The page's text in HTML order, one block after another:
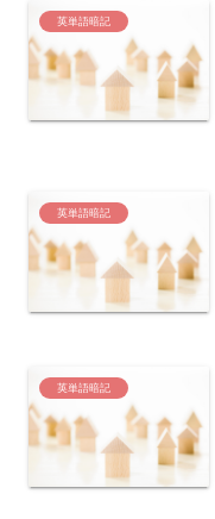
英単語暗記
英単語暗記
英単語暗記